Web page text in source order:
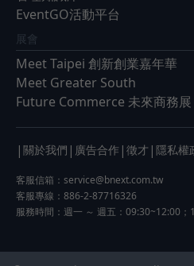
EventGO活動平台
展會
Meet Taipei 創新創業嘉年華
Meet Greater South
Future Commerce 未來商務展
| 關於我們 | 廣告合作 | 徵才 | 隱私權
客服信箱： service@bnext.com.tw
客服專線：886-2-87716326
服務時間：週一 ～ 週五：09:30~12:00；